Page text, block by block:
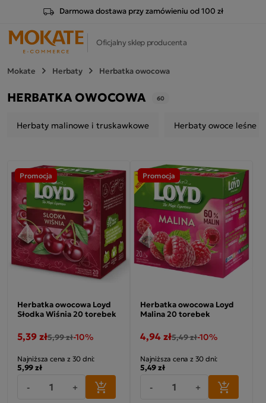
Darmowa dostawa przy zamówieniu od 100 zł
Oficjalny sklep producenta
Mokate Herbaty Herbatka owocowa
HERBATKA OWOCOWA 60
Herbaty malinowe i truskawkowe Herbaty owoce leśne
Promocja
Herbatka owocowa Loyd
Słodka Wiśnia 20 torebek
5,39 zł5,99 zł-10%
Najniższa cena z 30 dni:
5,99 zł
- +
Promocja
Herbatka owocowa Loyd
Malina 20 torebek
4,94 zł5,49 zł-10%
Najniższa cena z 30 dni:
5,49 zł
- +